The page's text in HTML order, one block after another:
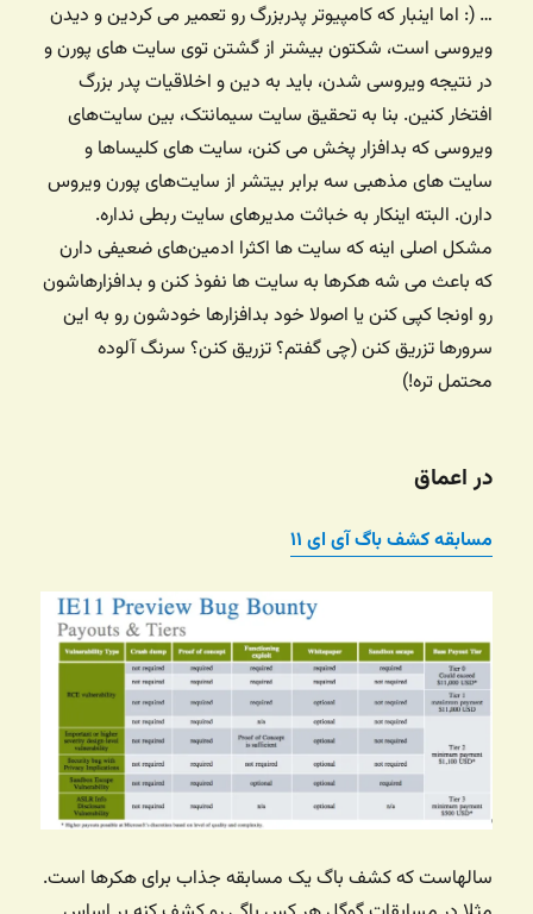
… (: اما اینبار که کامپیوتر پدربزرگ رو تعمیر می کردین و دیدن
ویروسی است، شکتون بیشتر از گشتن توی سایت های پورن و
در نتیجه ویروسی شدن، باید به دین و اخلاقیات پدر بزرگ
افتخار کنین. بنا به تحقیق سایت سیمانتک، بین سایت‌های
ویروسی که بدافزار پخش می کنن، سایت های کلیساها و
سایت های مذهبی سه برابر بیتشر از سایت‌های پورن ویروس
دارن. البته اینکار به خباثت مدیرهای سایت ربطی نداره.
مشکل اصلی اینه که سایت ها اکثرا ادمین‌های ضعیفی دارن
که باعث می شه هکرها به سایت ها نفوذ کنن و بدافزارهاشون
رو اونجا کپی کنن یا اصولا خود بدافزارها خودشون رو به این
سرورها تزریق کنن (چی گفتم؟ تزریق کنن؟ سرنگ آلوده
محتمل تره!)
در اعماق
مسابقه کشف باگ آی ای ۱۱
سالهاست که کشف باگ یک مسابقه جذاب برای هکرها است.